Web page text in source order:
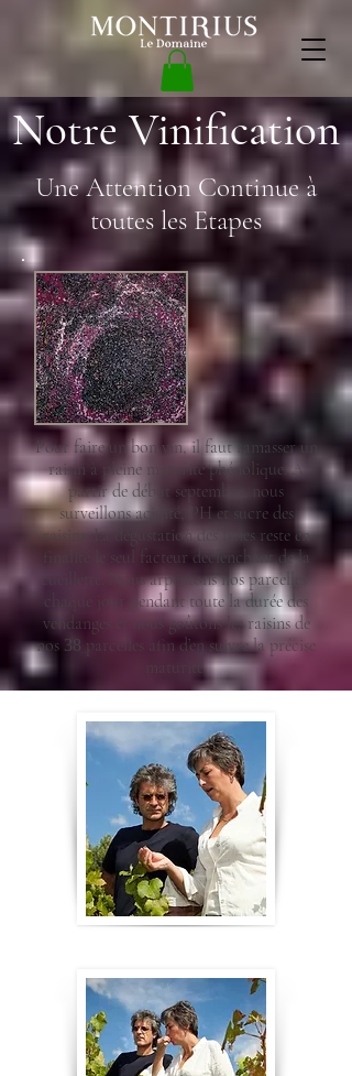
Notre Vinification
Une Attention Continue à
toutes les Etapes
Pour faire un bon vin, il faut ramasser un
raisin à pleine maturité phénolique. A
partir de début septembre, nous
surveillons acidité, PH et sucre des
raisins. La dégustation des baies reste en
finalité le seul facteur déclenchant de la
cueillette. Nous arpentons nos parcelles
chaque jour pendant toute la durée des
vendanges et nous goûtons les raisins de
nos 38 parcelles afin d’en suivre la précise
maturité.